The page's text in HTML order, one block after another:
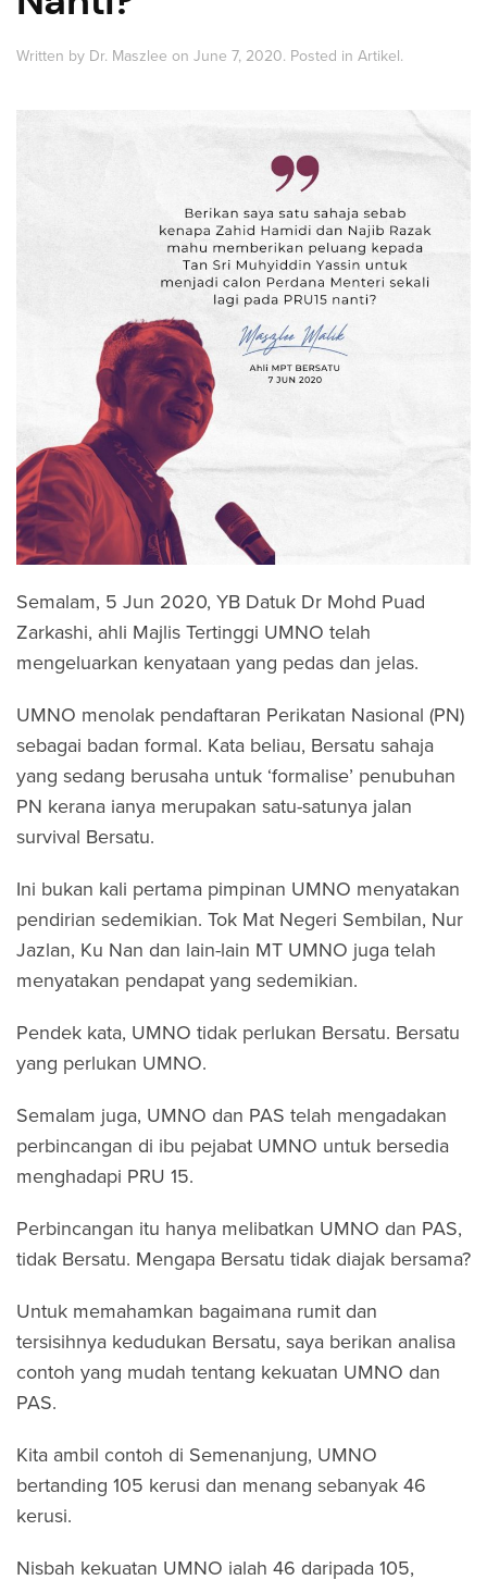
Written by Dr. Maszlee on June 7, 2020. Posted in Artikel.
Semalam, 5 Jun 2020, YB Datuk Dr Mohd Puad
Zarkashi, ahli Majlis Tertinggi UMNO telah
mengeluarkan kenyataan yang pedas dan jelas.
UMNO menolak pendaftaran Perikatan Nasional (PN)
sebagai badan formal. Kata beliau, Bersatu sahaja
yang sedang berusaha untuk ‘formalise’ penubuhan
PN kerana ianya merupakan satu-satunya jalan
survival Bersatu.
Ini bukan kali pertama pimpinan UMNO menyatakan
pendirian sedemikian. Tok Mat Negeri Sembilan, Nur
Jazlan, Ku Nan dan lain-lain MT UMNO juga telah
menyatakan pendapat yang sedemikian.
Pendek kata, UMNO tidak perlukan Bersatu. Bersatu
yang perlukan UMNO.
Semalam juga, UMNO dan PAS telah mengadakan
perbincangan di ibu pejabat UMNO untuk bersedia
menghadapi PRU 15.
Perbincangan itu hanya melibatkan UMNO dan PAS,
tidak Bersatu. Mengapa Bersatu tidak diajak bersama?
Untuk memahamkan bagaimana rumit dan
tersisihnya kedudukan Bersatu, saya berikan analisa
contoh yang mudah tentang kekuatan UMNO dan
PAS.
Kita ambil contoh di Semenanjung, UMNO
bertanding 105 kerusi dan menang sebanyak 46
kerusi.
Nisbah kekuatan UMNO ialah 46 daripada 105,